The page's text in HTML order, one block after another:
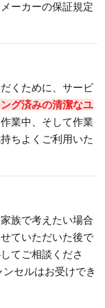
ーカーの保証規定
くために、サービ
グ済みの清潔なユ
業中、そして作業
ちよくご利用いた
族で考えたい場合
ていただいた後で
てご相談くださ
セルはお受けでき